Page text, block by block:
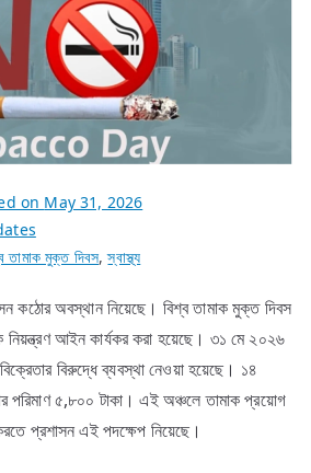
on May 31, 2026
তামাক মুক্ত দিবস,স্বাস্থ্য
কঠোর অবস্থান নিয়েছে। বিশ্ব তামাক মুক্ত দিবস
নিয়ন্ত্রণ আইন কার্যকর করা হয়েছে। ৩১ মে ২০২৬
বিরুদ্ধে ব্যবস্থা নেওয়া হয়েছে। ১৪
পরিমাণ ৫,৮০০ টাকা। এই অঞ্চলে তামাক প্রয়োগ
প্রশাসন এই পদক্ষেপ নিয়েছে।